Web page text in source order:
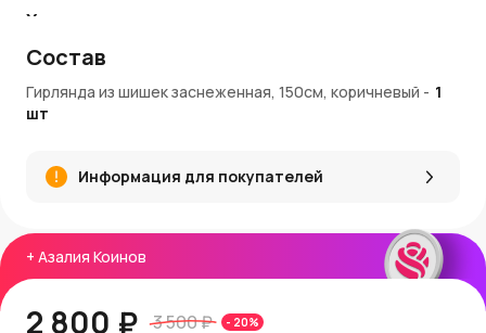
+ Азалия Коинов
2 800 ₽ 3 500 ₽ - 20%
Характеристики:
Длина: 150 см
Материал: Натуральные шишки, искусственное
Универсальность в использовании: подходит для
елки, каминной полки или настенного декора.
Состав
Гирлянда из шишек заснеженная, 150см, коричневый - 1
шт
Информация для покупателей